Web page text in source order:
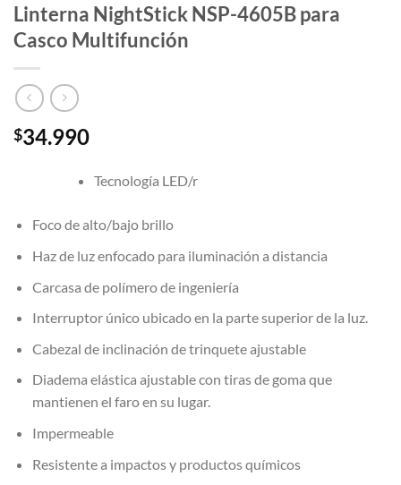
Linterna NightStick NSP-4605B para
Casco Multifunción
$34.990
Tecnología LED/r
Foco de alto/bajo brillo
Haz de luz enfocado para iluminación a distancia
Carcasa de polímero de ingeniería
Interruptor único ubicado en la parte superior de la luz.
Cabezal de inclinación de trinquete ajustable
Diadema elástica ajustable con tiras de goma que
mantienen el faro en su lugar.
Impermeable
Resistente a impactos y productos químicos